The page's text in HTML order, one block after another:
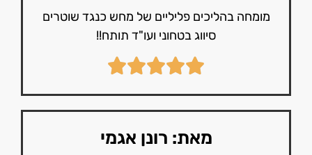
מומחה בהליכים פליליים של מחש כנגד שוטרים
סיווג בטחוני ועו"ד תותח!!
מאת: רונן אגמי